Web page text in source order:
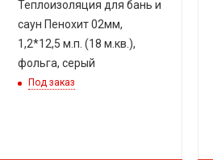
Теплоизоляция для бань и
саун Пенохит 02мм,
1,2*12,5 м.п. (18 м.кв.),
фольга, серый
Под заказ